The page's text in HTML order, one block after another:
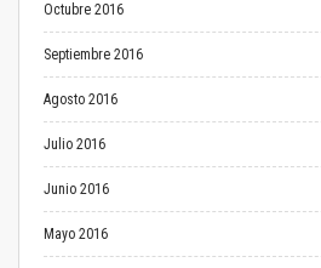
Octubre 2016
Septiembre 2016
Agosto 2016
Julio 2016
Junio 2016
Mayo 2016